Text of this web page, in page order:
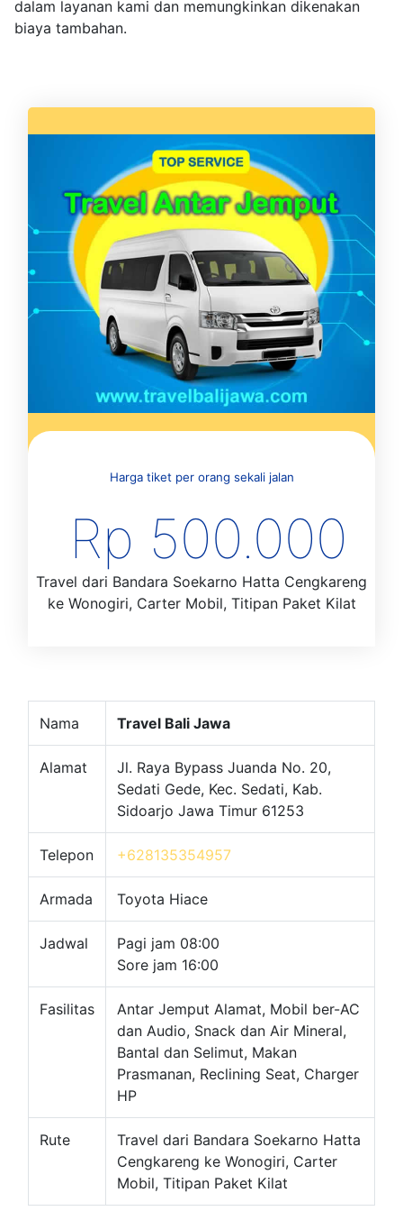
dalam layanan kami dan memungkinkan dikenakan
biaya tambahan.
Harga tiket per orang sekali jalan
Rp 500.000
Travel dari Bandara Soekarno Hatta Cengkareng
ke Wonogiri, Carter Mobil, Titipan Paket Kilat
Nama Travel Bali Jawa
Alamat
Jl. Raya Bypass Juanda No. 20,
Sedati Gede, Kec. Sedati, Kab.
Sidoarjo Jawa Timur 61253
Telepon +628135354957
Armada Toyota Hiace
Jadwal
Pagi jam 08:00
Sore jam 16:00
Fasilitas
Antar Jemput Alamat, Mobil ber-AC
dan Audio, Snack dan Air Mineral,
Bantal dan Selimut, Makan
Prasmanan, Reclining Seat, Charger
HP
Rute
Travel dari Bandara Soekarno Hatta
Cengkareng ke Wonogiri, Carter
Mobil, Titipan Paket Kilat